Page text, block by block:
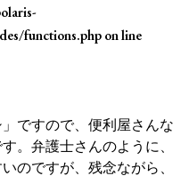
functions.phpon line
ですので、便利屋さんな
。弁護士さんのように、
のですが、残念ながら、